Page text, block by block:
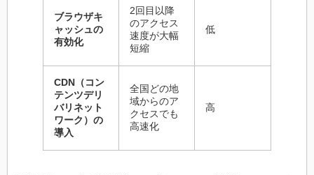
ブラウザキ
ャッシュの
有効化
2回目以降
のアクセス
速度が大幅
短縮
低
CDN（コン
テンツデリ
バリネット
ワーク）の
導入
全国どの地
域からのア
クセスでも
高速化
高